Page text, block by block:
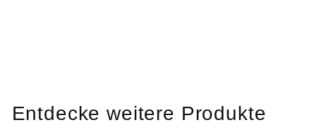
Entdecke weitere Produkte